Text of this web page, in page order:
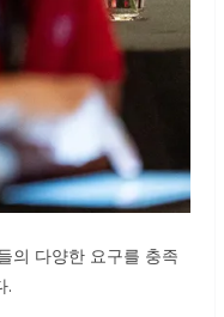
의 다양한 요구를 충족
.